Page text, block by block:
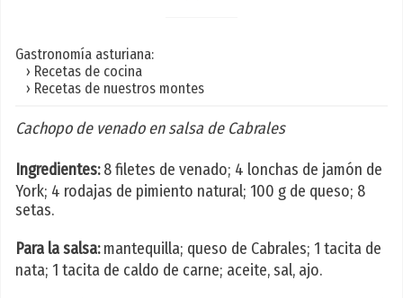
Gastronomía asturiana:
› Recetas de cocina
› Recetas de nuestros montes
Cachopo de venado en salsa de Cabrales
Ingredientes:8 filetes de venado; 4 lonchas de jamón de
York; 4 rodajas de pimiento natural; 100 g de queso; 8
setas.
Para la salsa:mantequilla; queso de Cabrales; 1 tacita de
nata; 1 tacita de caldo de carne; aceite, sal, ajo.